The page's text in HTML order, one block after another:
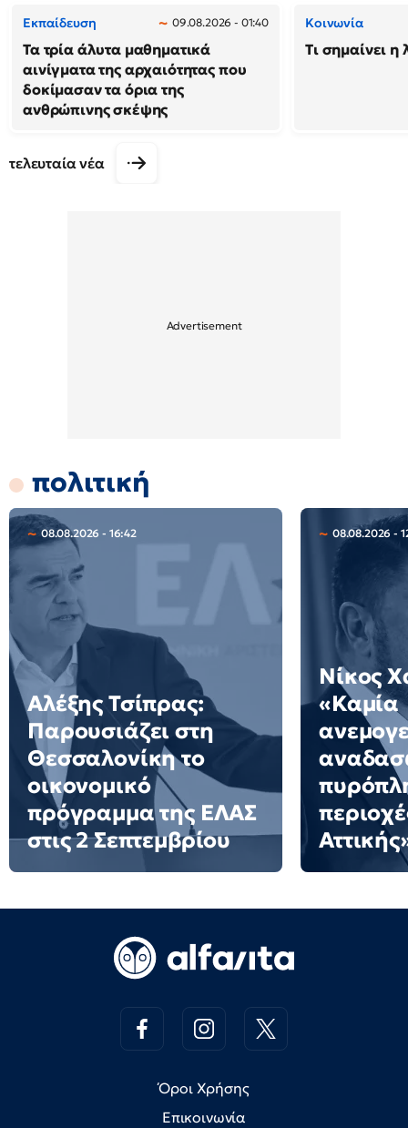
Εκπαίδευση 09.08.2026 - 01:40
Τα τρία άλυτα μαθηματικά
αινίγματα της αρχαιότητας που
δοκίμασαν τα όρια της
ανθρώπινης σκέψης
Κοινωνία
Τι σημαίνει η
τελευταία νέα
πολιτική
08.08.2026 - 16:42
Αλέξης Τσίπρας:
Παρουσιάζει στη
Θεσσαλονίκη το
οικονομικό
πρόγραμμα της ΕΛΑΣ
στις 2 Σεπτεμβρίου
08.08.2026 -
Νίκος
«Καμία
Όροι Χρήσης
Επικοινωνία